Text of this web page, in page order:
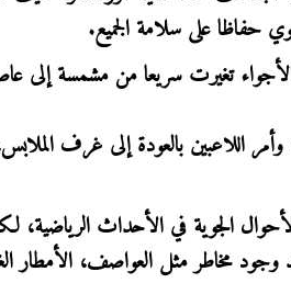
حفاظا على سلامة الجميع.
الأجواء تغيرت سريعا من مشمسة
وأمر اللاعبين بالعودة إلى غرف
الجوية في الأحداث الرياضية،
وجود مخاطر مثل العواصف، الأمطار